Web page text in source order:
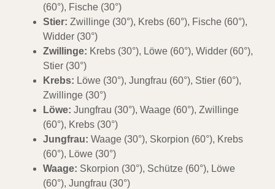
(60°), Fische (30°)
Stier: Zwillinge (30°), Krebs (60°), Fische (60°),
Widder (30°)
Zwillinge: Krebs (30°), Löwe (60°), Widder (60°),
Stier (30°)
Krebs: Löwe (30°), Jungfrau (60°), Stier (60°),
Zwillinge (30°)
Löwe: Jungfrau (30°), Waage (60°), Zwillinge
(60°), Krebs (30°)
Jungfrau: Waage (30°), Skorpion (60°), Krebs
(60°), Löwe (30°)
Waage: Skorpion (30°), Schütze (60°), Löwe
(60°), Jungfrau (30°)